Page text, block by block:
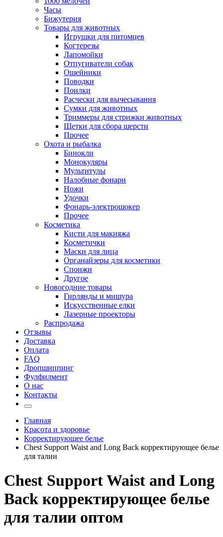
Часы
Бижутерия
Товары для животных
Игрушки для питомцев
Когтерезы
Лапомойки
Отпугиватели собак
Ошейники
Поводки
Поилки
Расчески для вычесывания
Сумки для животных
Триммеры для стрижки животных
Щетки для сбора шерсти
Прочее
Охота и рыбалка
Бинокли
Монокуляры
Мультитулы
Налобные фонари
Ножи
Удочки
Фонарь-электрошокер
Прочее
Косметика
Кисти для макияжа
Косметички
Маски для лица
Органайзеры для косметики
Спонжи
Другое
Новогодние товары
Гирлянды и мишура
Искусственные елки
Лазерные проекторы
Распродажа
Отзывы
Доставка
Оплата
FAQ
Дропшиппинг
Фулфилмент
О нас
Контакты
Главная
Красота и здоровье
Корректирующее белье
Chest Support Waist and Long Back корректирующее белье
для талии
Chest Support Waist and Long
Back корректирующее белье
для талии оптом